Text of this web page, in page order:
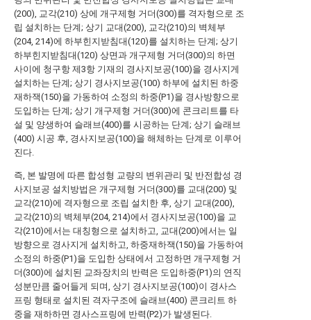
(200), 교각(210) 상에 개구제형 거더(300)를 격자형으로 조
립 설치하는 단계; 상기 교대(200), 교각(210)의 벽체부
(204, 214)에 하부힌지받침대(120)를 설치하는 단계; 상기
하부힌지받침대(120) 상면과 개구제형 거더(300)의 하면
사이에 청구항 제3항 기재의 경사지보공(100)을 경사지게
설치하는 단계; 상기 경사지보공(100) 하부에 설치된 하중
재하잭(150)을 가동하여 소정의 하중(P1)을 경사방향으로
도입하는 단계; 상기 개구제형 거더(300)에 콘크리트를 타
설 및 양생하여 슬래브(400)를 시공하는 단계; 상기 슬래브
(400) 시공 후, 경사지보공(100)을 해체하는 단계로 이루어
진다.
즉, 본 발명에 따른 합성형 교량의 변위관리 및 반전합성 경
사지보공 설치방법은 개구제형 거더(300)를 교대(200) 및
교각(210)에 격자형으로 조립 설치한 후, 상기 교대(200),
교각(210)의 벽체부(204, 214)에서 경사지보공(100)을 교
각(210)에서는 대칭형으로 설치하고, 교대(200)에서는 일
방향으로 경사지게 설치하고, 하중재하잭(150)을 가동하여
소정의 하중(P1)을 도입한 상태에서 고정하면 개구제형 거
더(300)에 설치된 교좌장치의 반력은 도입하중(P1)의 연직
성분만큼 줄어들게 되며, 상기 경사지보공(100)이 경사스
프링 형태로 설치된 격자구조에 슬래브(400) 콘크리트 하
중을 재하하면 경사스프링에 반력(P2)가 발생된다.